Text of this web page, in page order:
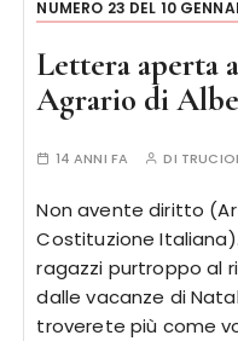
NUMERO 23 DEL 10
Lettera aperta
Agrario di
14 ANNI FA DI
Non avente diritto
Costituzione
ragazzi purtroppo al
dalle vacanze di
troverete più come